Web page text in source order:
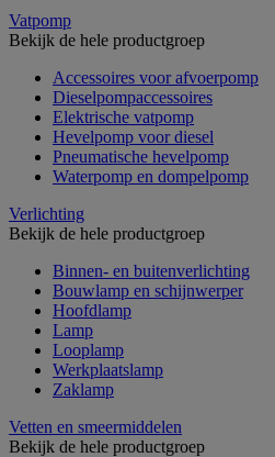
Vatpomp
Bekijk de hele productgroep
Accessoires voor afvoerpomp
Dieselpompaccessoires
Elektrische vatpomp
Hevelpomp voor diesel
Pneumatische hevelpomp
Waterpomp en dompelpomp
Verlichting
Bekijk de hele productgroep
Binnen- en buitenverlichting
Bouwlamp en schijnwerper
Hoofdlamp
Lamp
Looplamp
Werkplaatslamp
Zaklamp
Vetten en smeermiddelen
Bekijk de hele productgroep